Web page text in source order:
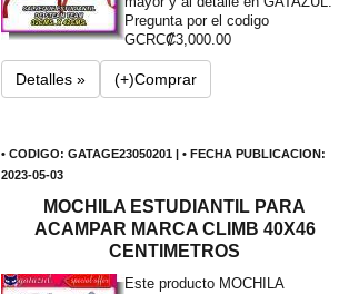
Pregunta por el codigo
GCRC₡3,000.00
Detalles » (+)Comprar
• CODIGO: GATAGE23050201 | • FECHA PUBLICACION:
2023-05-03
MOCHILA ESTUDIANTIL PARA
ACAMPAR MARCA CLIMB 40X46
CENTIMETROS
Este producto MOCHILA